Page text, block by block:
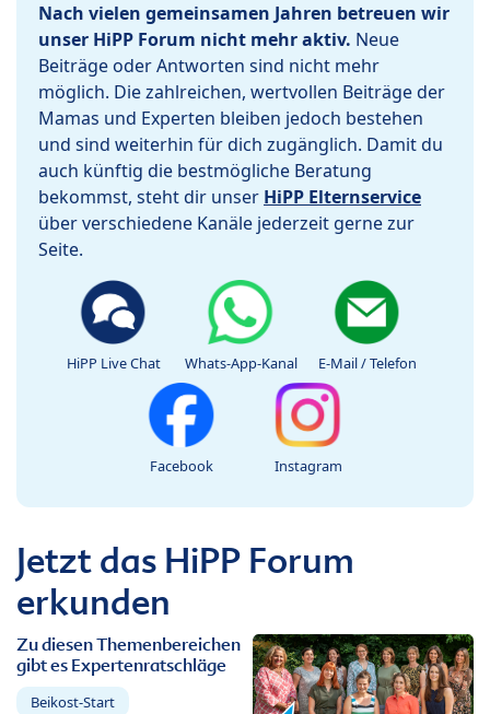
Nach vielen gemeinsamen Jahren betreuen wir
unser HiPP Forum nicht mehr aktiv. Neue
Beiträge oder Antworten sind nicht mehr
möglich. Die zahlreichen, wertvollen Beiträge der
Mamas und Experten bleiben jedoch bestehen
und sind weiterhin für dich zugänglich. Damit du
auch künftig die bestmögliche Beratung
bekommst, steht dir unser HiPP Elternservice
über verschiedene Kanäle jederzeit gerne zur
Seite.
HiPP Live Chat Whats-App-Kanal E-Mail / Telefon
Facebook Instagram
Jetzt das HiPP Forum
erkunden
Zu diesen Themenbereichen
gibt es Expertenratschläge
Beikost-Start